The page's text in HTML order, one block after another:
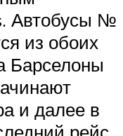
Автобусы №
из обоих
Барселоны
и далее в